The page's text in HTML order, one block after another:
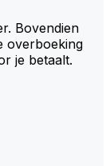
Bovendien
overboeking
je betaalt.